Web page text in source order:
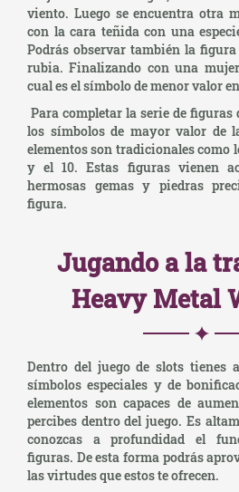
viento. Luego se encuentra otra
con la cara teñida con una
Podrás observar también la
rubia. Finalizando con una
cual es el símbolo de menor valor
Para completar la serie de figuras
los símbolos de mayor valor de
elementos son tradicionales como
y el 10. Estas figuras vienen
hermosas gemas y piedras
figura.
Jugando a la
Heavy Metal
Dentro del juego de slots tienes
símbolos especiales y de
elementos son capaces de
percibes dentro del juego. Es
conozcas a profundidad el
figuras. De esta forma podrás
las virtudes que estos te ofrecen.